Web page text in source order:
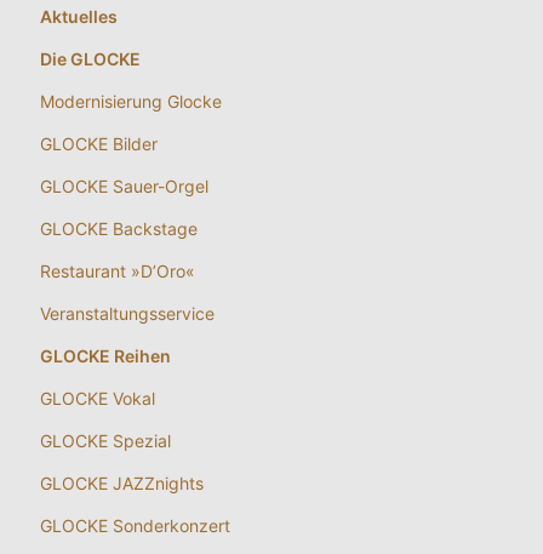
Aktuelles
Die GLOCKE
Modernisierung Glocke
GLOCKE Bilder
GLOCKE Sauer-Orgel
GLOCKE Backstage
Restaurant »D’Oro«
Veranstaltungsservice
GLOCKE Reihen
GLOCKE Vokal
GLOCKE Spezial
GLOCKE JAZZnights
GLOCKE Sonderkonzert